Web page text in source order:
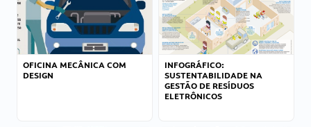
OFICINA MECÂNICA COM
DESIGN
INFOGRÁFICO:
SUSTENTABILIDADE NA
GESTÃO DE RESÍDUOS
ELETRÔNICOS